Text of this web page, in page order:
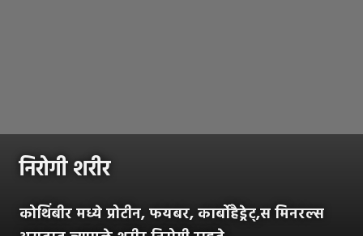
निरोगी शरीर
कोथिंबीर मध्ये प्रोटीन, फयबर, कार्बोहैड्रेट्,स मिनरल्स